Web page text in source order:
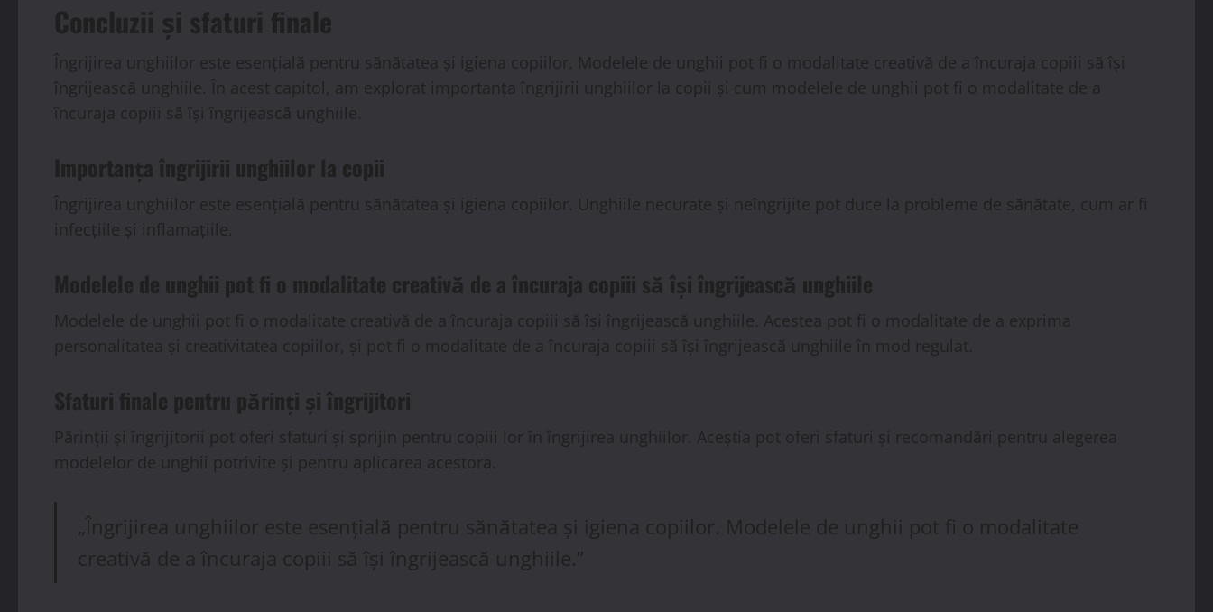
Concluzii și sfaturi finale
Îngrijirea unghiilor este esențială pentru sănătatea și igiena copiilor. Modelele de unghii pot fi o modalitate creativă de a încuraja copiii să își
îngrijească unghiile. În acest capitol, am explorat importanța îngrijirii unghiilor la copii și cum modelele de unghii pot fi o modalitate de a
încuraja copiii să își îngrijească unghiile.
Importanța îngrijirii unghiilor la copii
Îngrijirea unghiilor este esențială pentru sănătatea și igiena copiilor. Unghiile necurate și neîngrijite pot duce la probleme de sănătate, cum ar fi
infecțiile și inflamațiile.
Modelele de unghii pot fi o modalitate creativă de a încuraja copiii să își îngrijească unghiile
Modelele de unghii pot fi o modalitate creativă de a încuraja copiii să își îngrijească unghiile. Acestea pot fi o modalitate de a exprima
personalitatea și creativitatea copiilor, și pot fi o modalitate de a încuraja copiii să își îngrijească unghiile în mod regulat.
Sfaturi finale pentru părinți și îngrijitori
Părinții și îngrijitorii pot oferi sfaturi și sprijin pentru copiii lor în îngrijirea unghiilor. Aceștia pot oferi sfaturi și recomandări pentru alegerea
modelelor de unghii potrivite și pentru aplicarea acestora.
„Îngrijirea unghiilor este esențială pentru sănătatea și igiena copiilor. Modelele de unghii pot fi o modalitate
creativă de a încuraja copiii să își îngrijească unghiile.”